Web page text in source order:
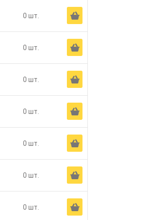
0 шт. Ä
0 шт. Ä
0 шт. Ä
0 шт. Ä
0 шт. Ä
0 шт. Ä
0 шт. Ä